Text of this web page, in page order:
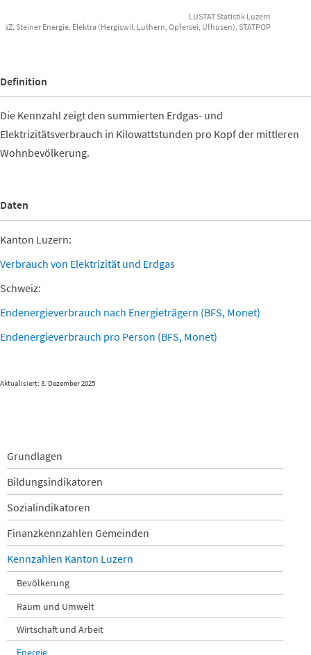
LUSTAT Statistik Luzern
Steiner Energie, Elektra (Hergiswil, Luthern, Opfersei, Ufhusen), STATPOP
Definition
Die Kennzahl zeigt den summierten Erdgas- und
Elektrizitätsverbrauch in Kilowattstunden pro Kopf der mittleren
Wohnbevölkerung.
Daten
Kanton Luzern:
Verbrauch von Elektrizität und Erdgas
Schweiz:
Endenergieverbrauch nach Energieträgern (BFS, Monet)
Endenergieverbrauch pro Person (BFS, Monet)
Aktualisiert: 3. Dezember 2025
Navigation
überspringen
Grundlagen
Bildungsindikatoren
Sozialindikatoren
Finanzkennzahlen Gemeinden
Kennzahlen Kanton Luzern
Bevölkerung
Raum und Umwelt
Wirtschaft und Arbeit
Energie